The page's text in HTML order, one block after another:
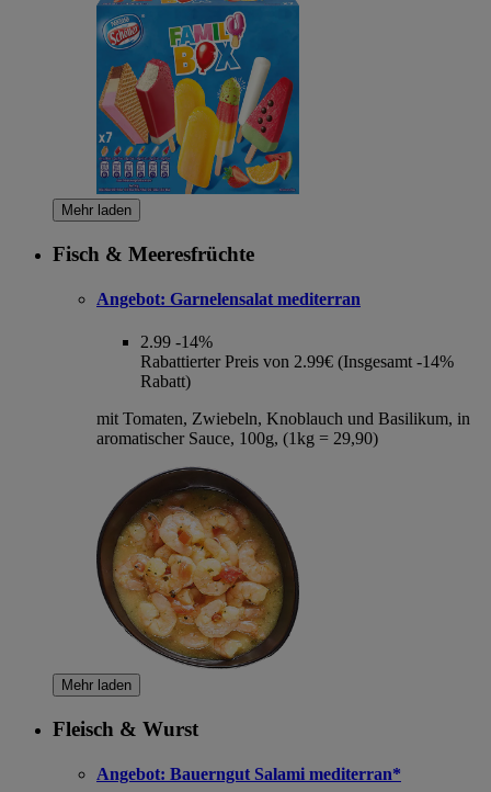
Mehr laden
Fisch & Meeresfrüchte
Angebot: Garnelensalat mediterran
2.99 -14%
Rabattierter Preis von 2.99€ (Insgesamt -14%
Rabatt)
mit Tomaten, Zwiebeln, Knoblauch und Basilikum, in
aromatischer Sauce, 100g, (1kg = 29,90)
Mehr laden
Fleisch & Wurst
Angebot: Bauerngut Salami mediterran*